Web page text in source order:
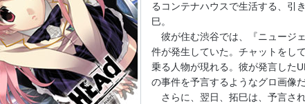
るコンテナハウスで生活する、引
巳。
彼が住む渋谷では、『ニュージ
件が発生していた。チャットをし
乗る人物が現れる。彼が発言した
の事件を予言するようなグロ画像だ
さらに、翌日、拓巳は、予言さ